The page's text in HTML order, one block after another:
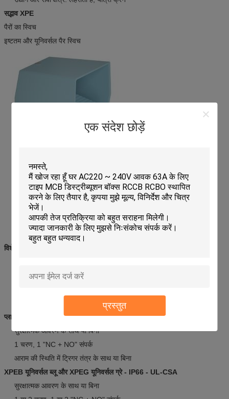
एक संदेश छोड़ें
प्रस्तुत
सद्भाव XPE
पैरों का स्विच
इष्टतम और यूनिवर्सल पैर स्विच
विशेषताएं
संरक्षण IP55 या IP66 की डिग्री
उत्पाद प्रमाणपत्र: सीई, उल, सीएसए
प्लास्टिक पैर XPEY इष्टतम पीला स्विच - IP55
सुरक्षात्मक आवरण के साथ या बिना
1 चरण, 1 "NC + NO" संपर्क
आराम की स्थिति में ट्रिगर तंत्र के साथ या बिना
XPEB यूनिवर्सल ब्लू और XPEG यूनिवर्सल ग्रे - IP66 - UL-CSA
सुरक्षात्मक आवरण के साथ या बिना